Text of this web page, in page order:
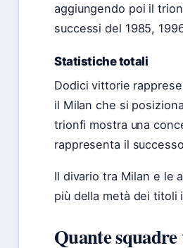
aggiungendo poi il
successi del 1985,
Statistiche totali
Dodici vittorie
il Milan che si
trionfi mostra una
rappresenta il
Il divario tra Milan e le
più della metà dei titoli
Quante